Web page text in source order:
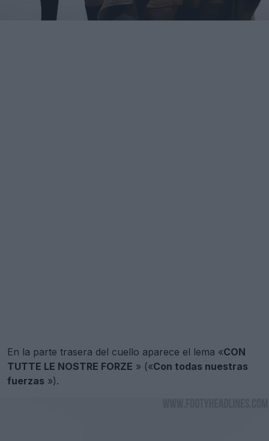
En la parte trasera del cuello aparece el lema «CON
TUTTE LE NOSTRE FORZE » («Con todas nuestras
fuerzas »).